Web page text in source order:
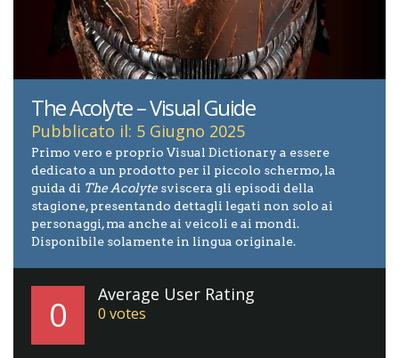
The Acolyte – Visual Guide
Pubblicato il: 5 Giugno 2025
Primo vero e proprio Visual Dictionary a essere
dedicato a un prodotto per il piccolo schermo, la
guida di The Acolyte sviscera gli episodi della
stagione, presentando dettagli legati non solo ai
personaggi, ma anche ai veicoli e ai mondi.
Disponibile solamente in lingua originale.
0 Average User Rating
0 votes